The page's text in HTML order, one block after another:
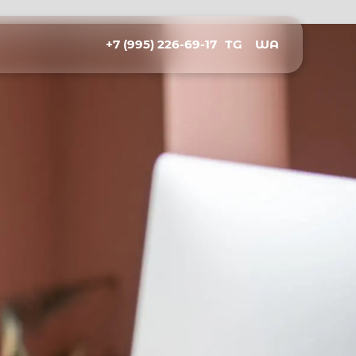
+7 (995) 226-69-17 TG WA